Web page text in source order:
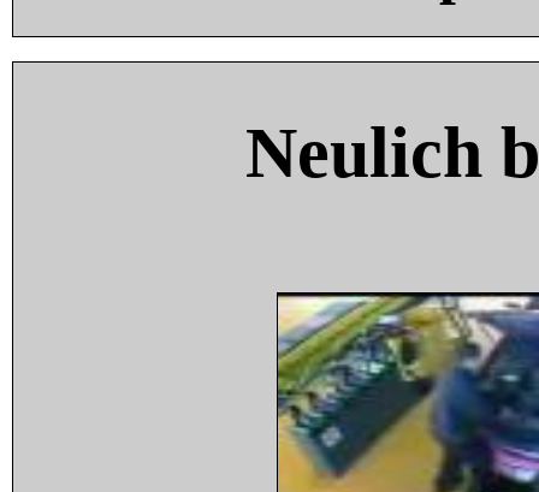
Neulich